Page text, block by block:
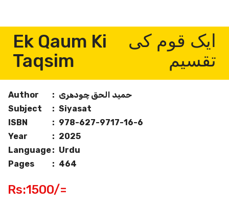
Ek Qaum Ki
Taqsim
ایک قوم کی
تقسیم
Author :
Subject
: Siyasat
ISBN
: 978-627-9717-16-6
Year
: 2025
Language: Urdu
Pages
: 464
Rs:1500/=